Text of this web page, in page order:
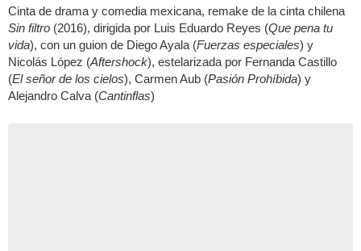
Cinta de drama y comedia mexicana, remake de la cinta chilena
Sin filtro (2016), dirigida por Luis Eduardo Reyes (Que pena tu
vida), con un guion de Diego Ayala (Fuerzas especiales) y
Nicolás López (Aftershock), estelarizada por Fernanda Castillo
(El señor de los cielos), Carmen Aub (Pasión Prohíbida) y
Alejandro Calva (Cantinflas)